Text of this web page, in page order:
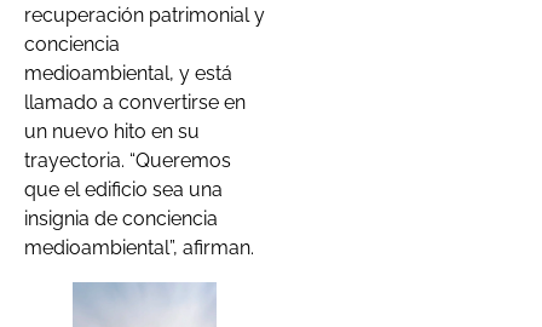
recuperación patrimonial y
conciencia
medioambiental, y está
llamado a convertirse en
un nuevo hito en su
trayectoria. “Queremos
que el edificio sea una
insignia de conciencia
medioambiental”, afirman.